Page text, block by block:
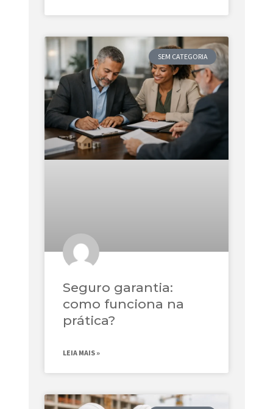
SEM CATEGORIA
Seguro garantia:
como funciona na
prática?
LEIA MAIS »